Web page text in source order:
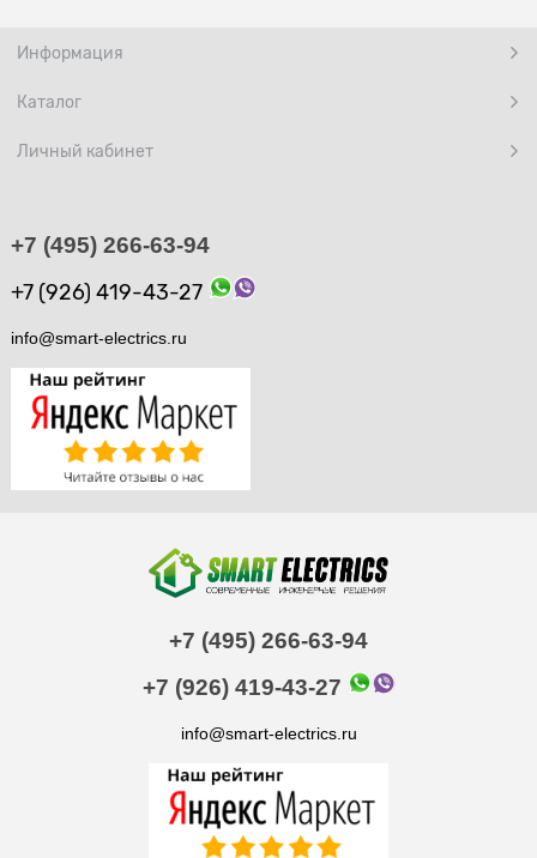
Информация
Каталог
Личный кабинет
+7 (495) 266-63-94
+7 (926) 419-43-27
info@smart-electrics.ru
+7 (495) 266-63-94
+7 (926) 419-43-27
info@smart-electrics.ru